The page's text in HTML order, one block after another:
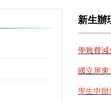
新生辦
學雜費減
國立屏
學生申辦